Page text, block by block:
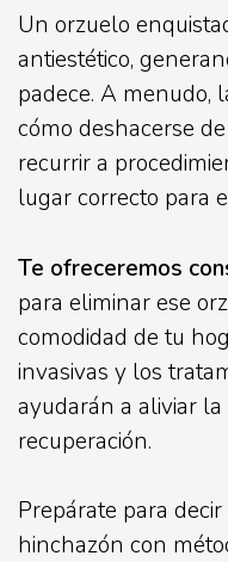
Un orzuelo
antiestético,
padece. A menudo,
cómo deshacerse
recurrir a
lugar correcto para
Te ofreceremos
para eliminar ese
comodidad de tu
invasivas y los
ayudarán a aliviar
recuperación.
Prepárate para
hinchazón con